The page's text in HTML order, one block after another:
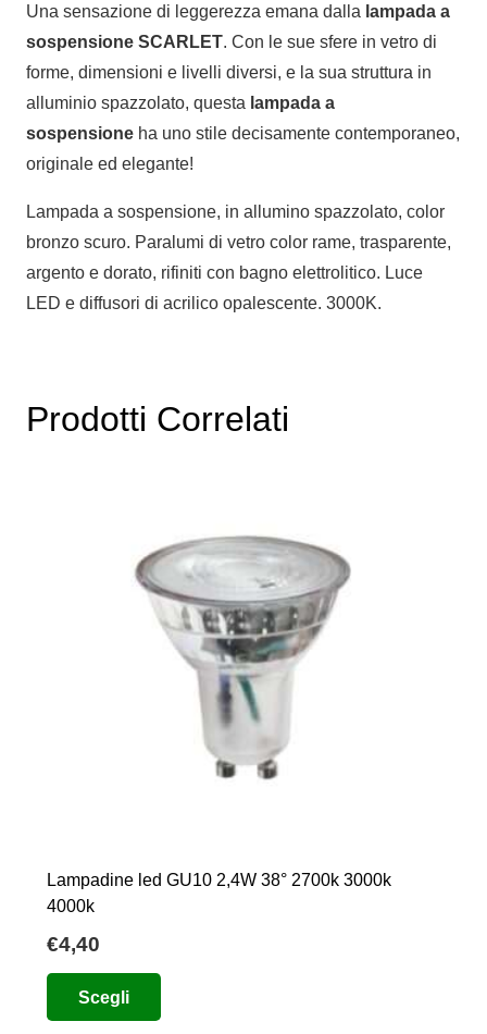
Una sensazione di leggerezza emana dalla lampada a
sospensione SCARLET. Con le sue sfere in vetro di
forme, dimensioni e livelli diversi, e la sua struttura in
alluminio spazzolato, questa lampada a
sospensione ha uno stile decisamente contemporaneo,
originale ed elegante!
Lampada a sospensione, in allumino spazzolato, color
bronzo scuro. Paralumi di vetro color rame, trasparente,
argento e dorato, rifiniti con bagno elettrolitico. Luce
LED e diffusori di acrilico opalescente. 3000K.
Prodotti Correlati
Lampadine led GU10 2,4W 38° 2700k 3000k
4000k
€4,40
Scegli